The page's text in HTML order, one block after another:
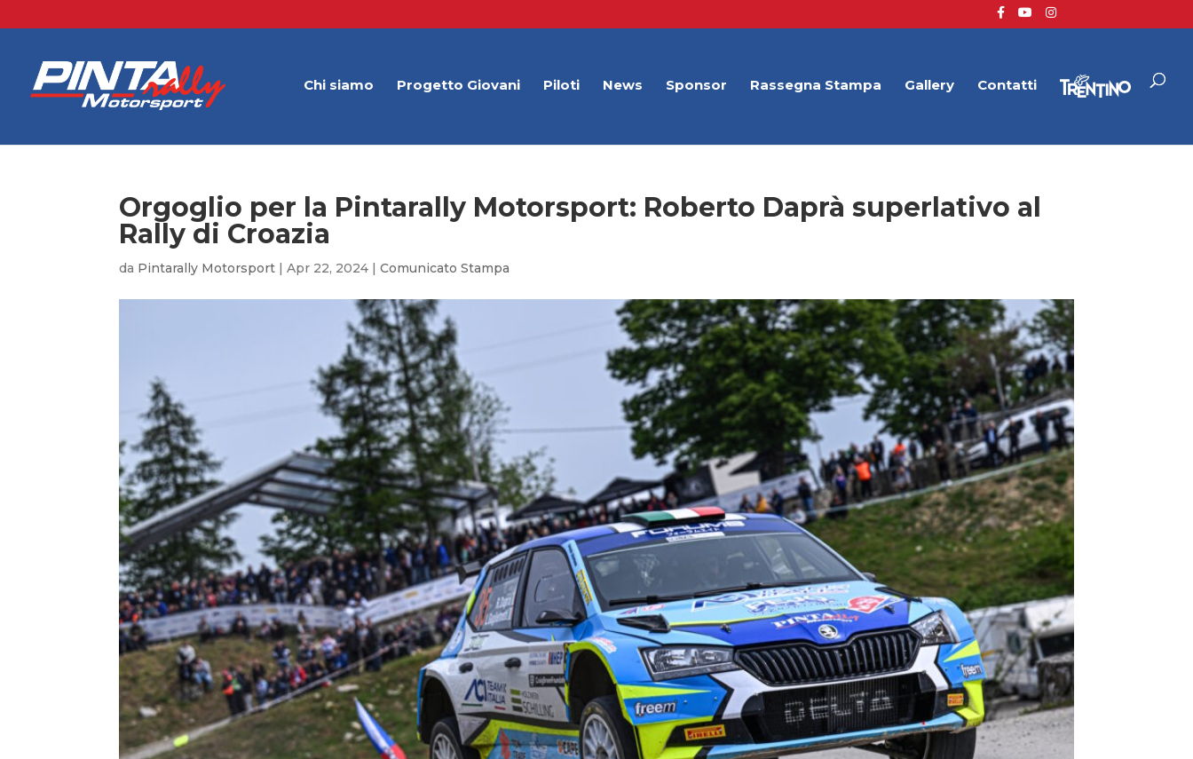
Chi siamo Progetto Giovani Piloti News Sponsor Rassegna Stampa Gallery Contatti
Orgoglio per la Pintarally Motorsport: Roberto Daprà superlativo al
Rally di Croazia
da Pintarally Motorsport |Apr 22, 2024 |Comunicato Stampa